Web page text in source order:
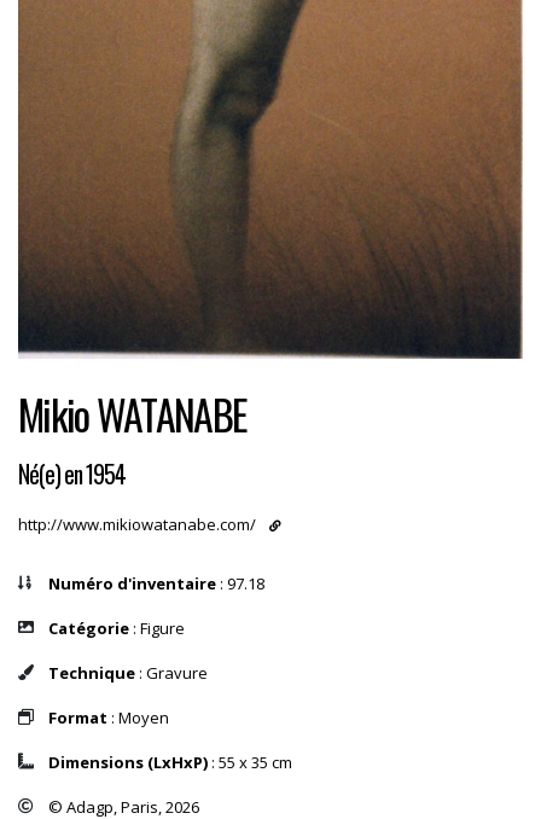
Mikio WATANABE
Né(e) en 1954
http://www.mikiowatanabe.com/
Numéro d'inventaire : 97.18
Catégorie : Figure
Technique : Gravure
Format : Moyen
Dimensions (LxHxP) : 55 x 35 cm
© Adagp, Paris, 2026